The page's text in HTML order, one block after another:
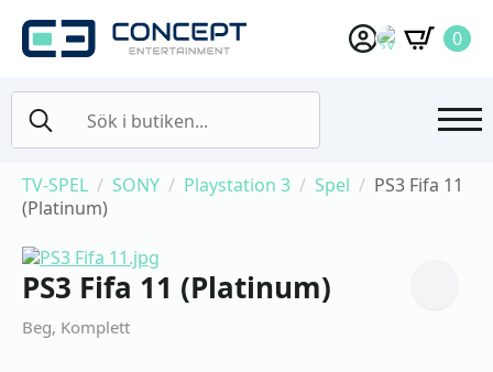
0
for:
TV-SPEL SONY Playstation 3 Spel
PS3 Fifa 11
(Platinum)
PS3 Fifa 11 (Platinum)
Beg, Komplett